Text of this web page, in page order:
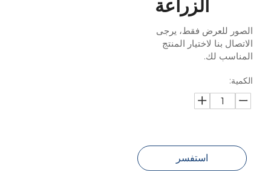
الزراعة
الصور للعرض فقط، يرجى
الاتصال بنا لاختيار المنتج
المناسب لك.
الكمية:
استفسر